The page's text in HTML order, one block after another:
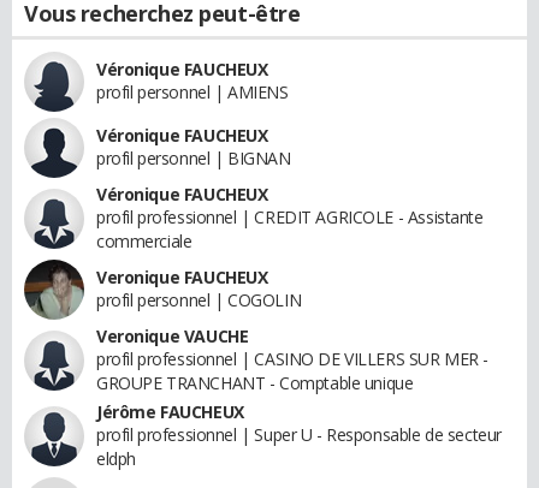
Vous recherchez peut-être
Véronique FAUCHEUX
profil personnel | AMIENS
Véronique FAUCHEUX
profil personnel | BIGNAN
Véronique FAUCHEUX
profil professionnel | CREDIT AGRICOLE - Assistante
commerciale
Veronique FAUCHEUX
profil personnel | COGOLIN
Veronique VAUCHE
profil professionnel | CASINO DE VILLERS SUR MER -
GROUPE TRANCHANT - Comptable unique
Jérôme FAUCHEUX
profil professionnel | Super U - Responsable de secteur
eldph